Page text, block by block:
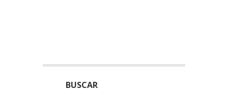
BUSCAR